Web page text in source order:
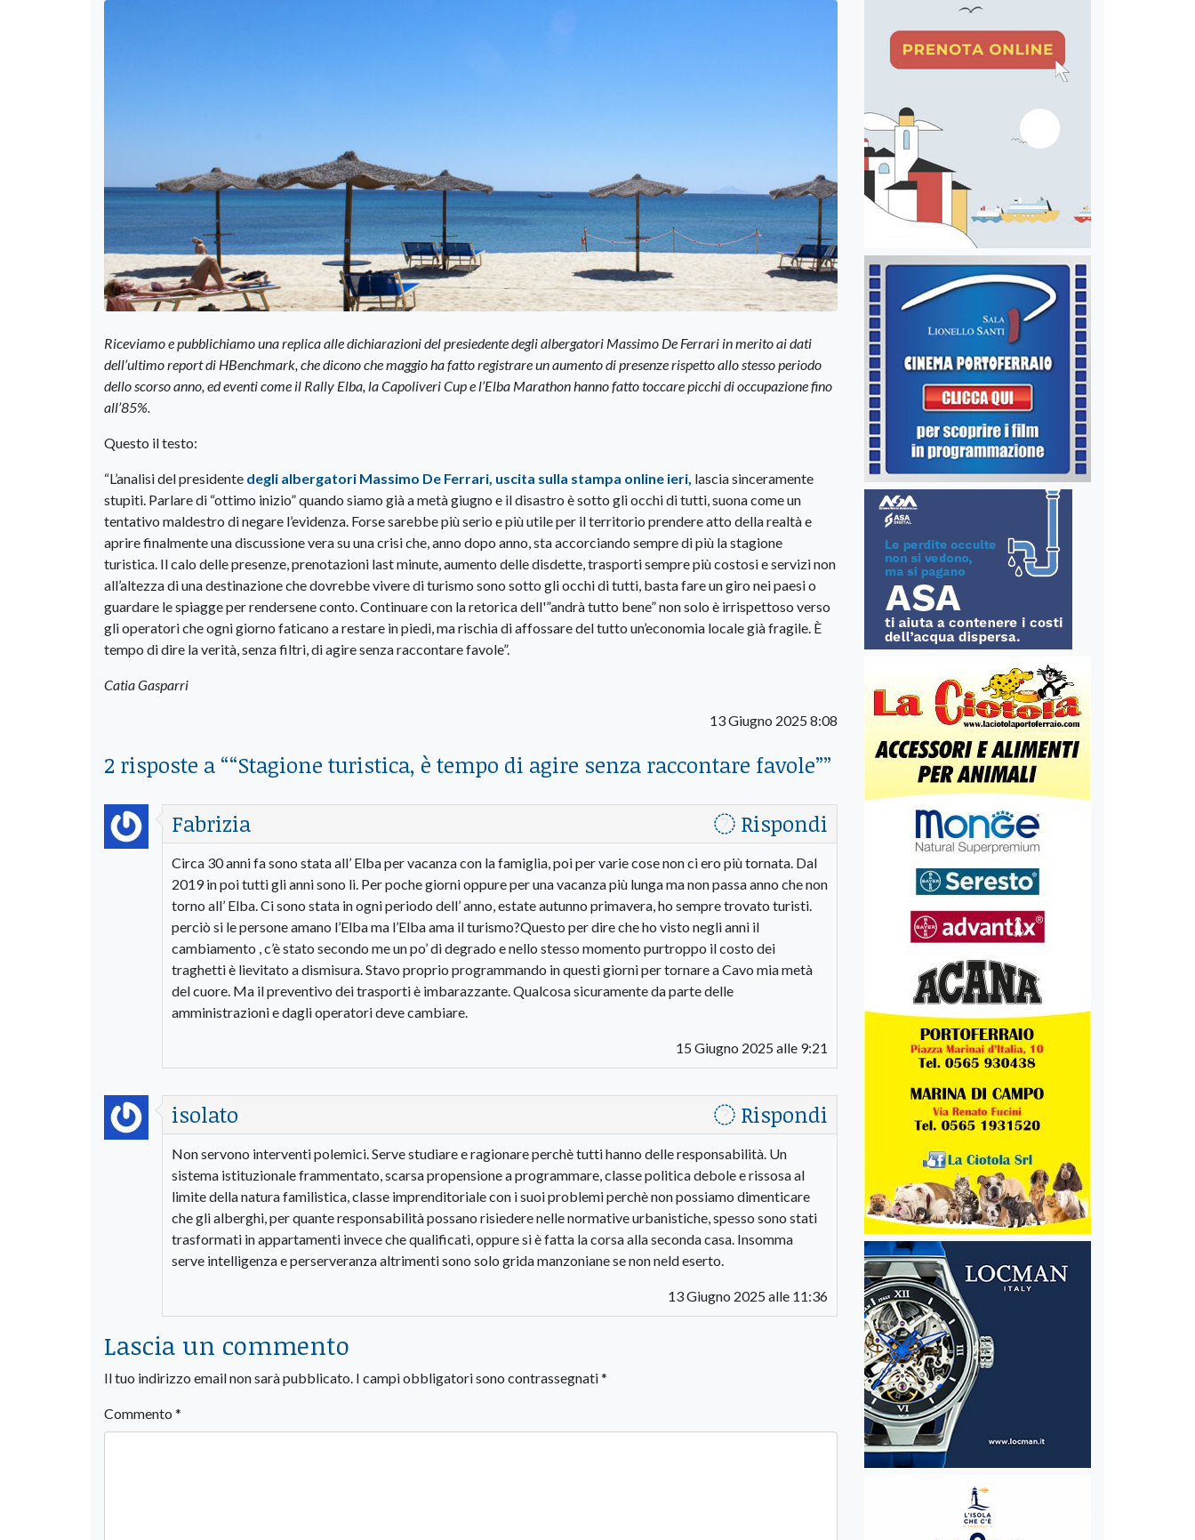
Riceviamo e pubblichiamo una replica alle dichiarazioni del presiedente degli albergatori Massimo De Ferrari in merito ai dati
dell’ultimo report di HBenchmark, che dicono che maggio ha fatto registrare un aumento di presenze rispetto allo stesso periodo
dello scorso anno, ed eventi come il Rally Elba, la Capoliveri Cup e l’Elba Marathon hanno fatto toccare picchi di occupazione fino
all’85%.
Questo il testo:
“L’analisi del presidente degli albergatori Massimo De Ferrari, uscita sulla stampa online ieri, lascia sinceramente
stupiti. Parlare di “ottimo inizio” quando siamo già a metà giugno e il disastro è sotto gli occhi di tutti, suona come un
tentativo maldestro di negare l’evidenza. Forse sarebbe più serio e più utile per il territorio prendere atto della realtà e
aprire finalmente una discussione vera su una crisi che, anno dopo anno, sta accorciando sempre di più la stagione
turistica. Il calo delle presenze, prenotazioni last minute, aumento delle disdette, trasporti sempre più costosi e servizi non
all’altezza di una destinazione che dovrebbe vivere di turismo sono sotto gli occhi di tutti, basta fare un giro nei paesi o
guardare le spiagge per rendersene conto. Continuare con la retorica dell'”andrà tutto bene” non solo è irrispettoso verso
gli operatori che ogni giorno faticano a restare in piedi, ma rischia di affossare del tutto un’economia locale già fragile. È
tempo di dire la verità, senza filtri, di agire senza raccontare favole”.
Catia Gasparri
13 Giugno 2025 8:08
2 risposte a ““Stagione turistica, è tempo di agire senza raccontare favole””
Fabrizia
Rispondi
Circa 30 anni fa sono stata all’ Elba per vacanza con la famiglia, poi per varie cose non ci ero più tornata. Dal
2019 in poi tutti gli anni sono li. Per poche giorni oppure per una vacanza più lunga ma non passa anno che non
torno all’ Elba. Ci sono stata in ogni periodo dell’ anno, estate autunno primavera, ho sempre trovato turisti.
perciò si le persone amano l’Elba ma l’Elba ama il turismo?Questo per dire che ho visto negli anni il
cambiamento , c’è stato secondo me un po’ di degrado e nello stesso momento purtroppo il costo dei
traghetti è lievitato a dismisura. Stavo proprio programmando in questi giorni per tornare a Cavo mia metà
del cuore. Ma il preventivo dei trasporti è imbarazzante. Qualcosa sicuramente da parte delle
amministrazioni e dagli operatori deve cambiare.
15 Giugno 2025 alle 9:21
isolato Rispondi
Non servono interventi polemici. Serve studiare e ragionare perchè tutti hanno delle responsabilità. Un
sistema istituzionale frammentato, scarsa propensione a programmare, classe politica debole e rissosa al
limite della natura familistica, classe imprenditoriale con i suoi problemi perchè non possiamo dimenticare
che gli alberghi, per quante responsabilità possano risiedere nelle normative urbanistiche, spesso sono stati
trasformati in appartamenti invece che qualificati, oppure si è fatta la corsa alla seconda casa. Insomma
serve intelligenza e perserveranza altrimenti sono solo grida manzoniane se non neld eserto.
13 Giugno 2025 alle 11:36
Lascia un commento
Il tuo indirizzo email non sarà pubblicato. I campi obbligatori sono contrassegnati*
Commento *